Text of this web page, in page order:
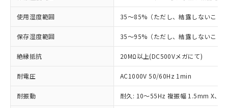
使用湿度範囲 35～85%（ただし、結露しないこと
保存湿度範囲 35～95%（ただし、結露しないこと
絶縁抵抗 20MΩ以上(DC500Vメガにて)
耐電圧 AC1000V 50/60Hz 1min
耐振動 耐久: 10～55Hz 複振幅 1.5mm X、Y
ご利用条件
以下の条件をお読みいただき、同意のうえ
ご利用ください。
商品の当社在庫状況および標準価格
(税抜)を提供させていただくもので
有に対応した製品に切り替える予定のある
商品です。
対応予定なし：EU RoHS指令（10物質）の
非含有に非対応の商品で、対応品を出す予
定はありません。
調査・確認中：EU RoHS指令（10物質）の
非含有の対応状況を調査中または確認中の
非該当品：ライセンス料など無形物で、有
※1 中国RoHS○×表
「○」：最大均質材料含有率が中国RoHSの